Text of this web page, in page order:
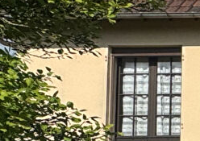
vous propose ce charmant
avec tous commerces, très
comprenant une cuisine